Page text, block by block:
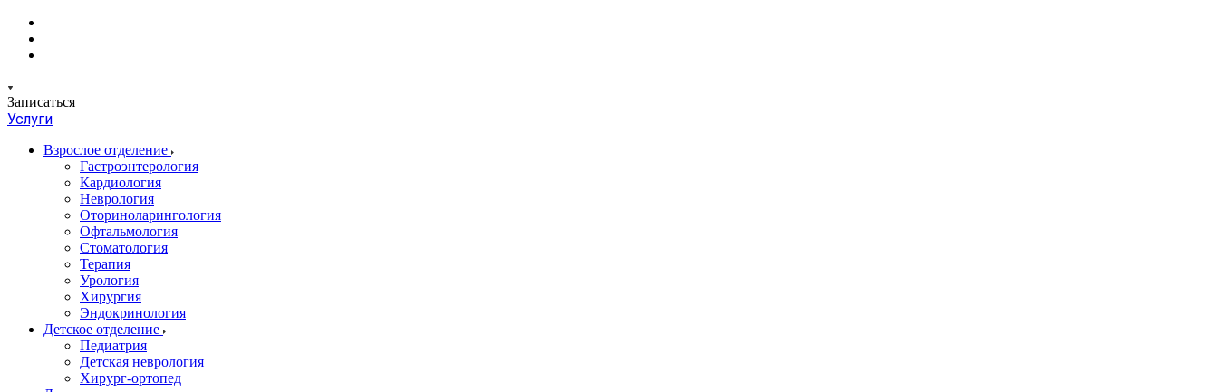
Записаться
Услуги
Взрослое отделение
Гастроэнтерология
Кардиология
Неврология
Оториноларингология
Офтальмология
Стоматология
Терапия
Урология
Хирургия
Эндокринология
Детское отделение
Педиатрия
Детская неврология
Хирург-ортопед